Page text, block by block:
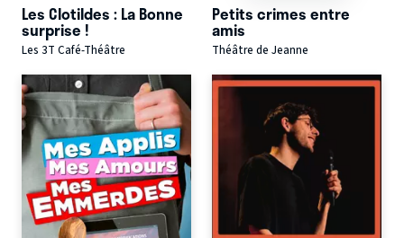
Les Clotildes : La Bonne
surprise !
Les 3T Café-Théâtre
Petits crimes entre
amis
Théâtre de Jeanne